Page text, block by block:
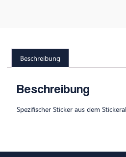
Beschreibung
Beschreibung
Spezifischer Sticker aus dem